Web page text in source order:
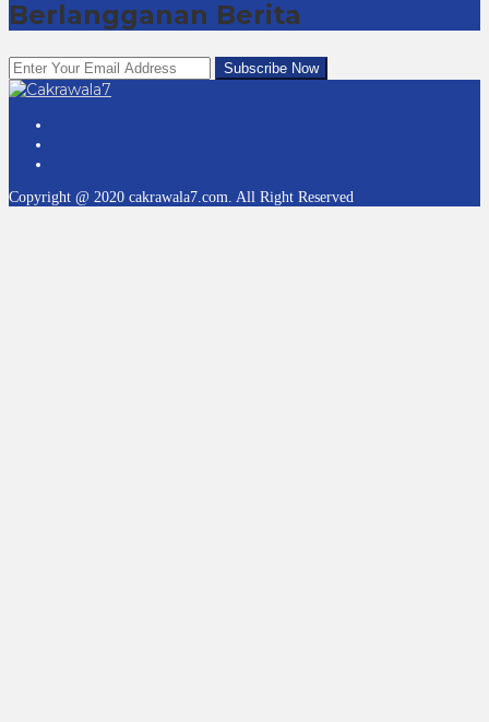
Berlangganan Berita
Copyright @ 2020 cakrawala7.com. All Right Reserved